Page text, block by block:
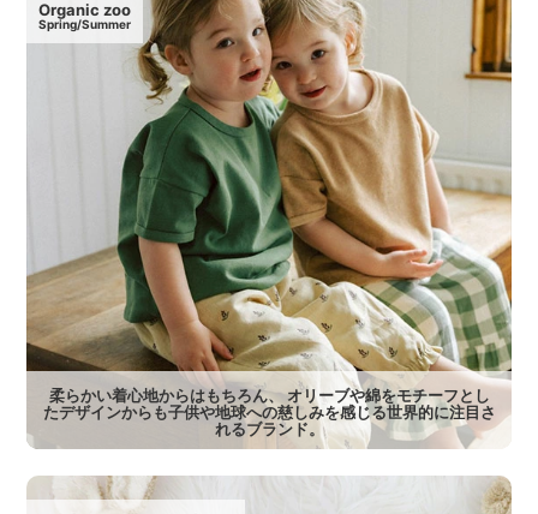
Organic zoo
Spring/Summer
柔らかい着心地からはもちろん、 オリーブや綿をモチーフとし
たデザインからも子供や地球への慈しみを感じる世界的に注目さ
れるブランド。